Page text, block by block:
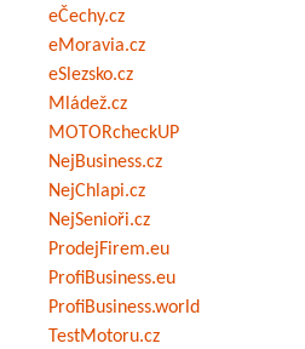
eČechy.cz
eMoravia.cz
eSlezsko.cz
Mládež.cz
MOTORcheckUP
NejBusiness.cz
NejChlapi.cz
NejSenioři.cz
ProdejFirem.eu
ProfiBusiness.eu
ProfiBusiness.world
TestMotoru.cz